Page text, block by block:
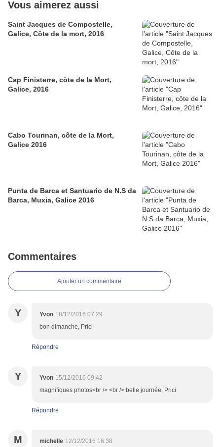
Vous aimerez aussi
Saint Jacques de Compostelle,
Galice, Côte de la mort, 2016
Cap Finisterre, côte de la Mort,
Galice, 2016
Cabo Tourinan, côte de la Mort,
Galice 2016
Punta de Barca et Santuario de N.S da
Barca, Muxia, Galice 2016
Commentaires
Ajouter un commentaire
Y Yvon 18/12/2016 07:29
bon dimanche, Prici
Répondre
Y Yvon 15/12/2016 09:42
magnifiques photos<br /> <br /> belle journée, Prici
Répondre
M michelle 12/12/2016 16:38